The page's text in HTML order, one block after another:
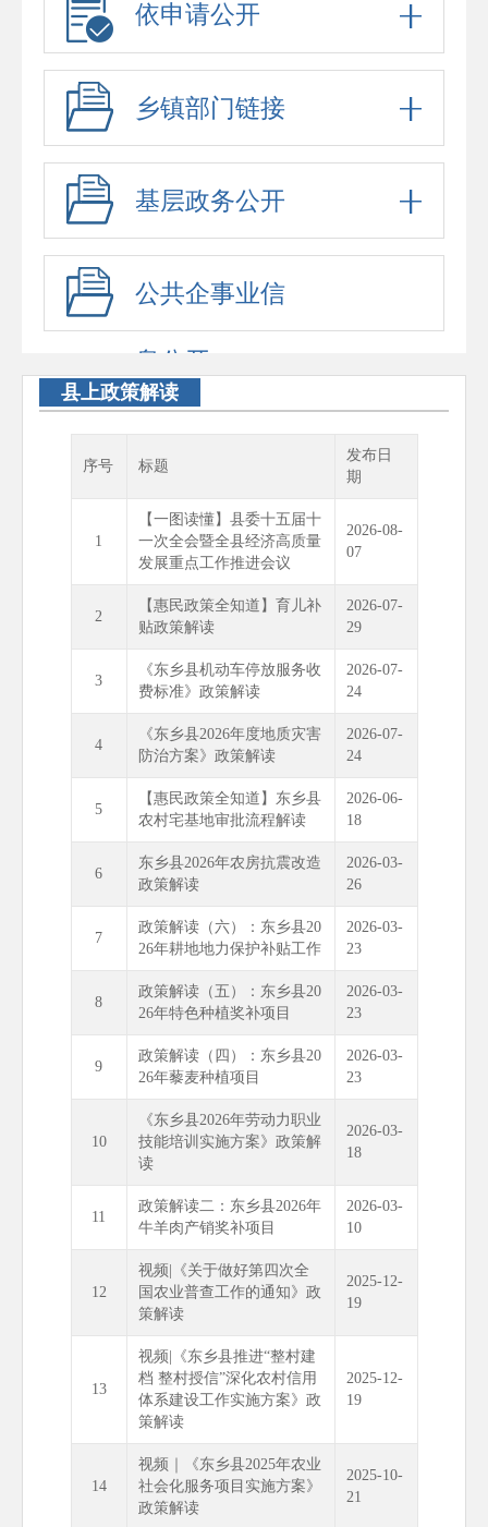
依申请公开
乡镇部门链接
基层政务公开
公共企事业信
息公开
县上政策解读
序号 标题
发布日
期
1
【一图读懂】县委十五届十
一次全会暨全县经济高质量
发展重点工作推进会议
2026-08-
07
2
【惠民政策全知道】育儿补
贴政策解读
2026-07-
29
3
《东乡县机动车停放服务收
费标准》政策解读
2026-07-
24
4
《东乡县2026年度地质灾害
防治方案》政策解读
2026-07-
24
5
【惠民政策全知道】东乡县
农村宅基地审批流程解读
2026-06-
18
6
东乡县2026年农房抗震改造
政策解读
2026-03-
26
7
政策解读（六）：东乡县20
26年耕地地力保护补贴工作
2026-03-
23
8
政策解读（五）：东乡县20
26年特色种植奖补项目
2026-03-
23
9
政策解读（四）：东乡县20
26年藜麦种植项目
2026-03-
23
10
《东乡县2026年劳动力职业
技能培训实施方案》政策解
读
2026-03-
18
11
政策解读二：东乡县2026年
牛羊肉产销奖补项目
2026-03-
10
12
视频|《关于做好第四次全
国农业普查工作的通知》政
策解读
2025-12-
19
13
视频|《东乡县推进“整村建
档 整村授信”深化农村信用
体系建设工作实施方案》政
策解读
2025-12-
19
14
视频｜《东乡县2025年农业
社会化服务项目实施方案》
政策解读
2025-10-
21